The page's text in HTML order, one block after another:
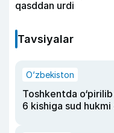
qasddan urdi
Tavsiyalar
O‘zbekiston
Toshkentda
6 kishiga sud hukmi